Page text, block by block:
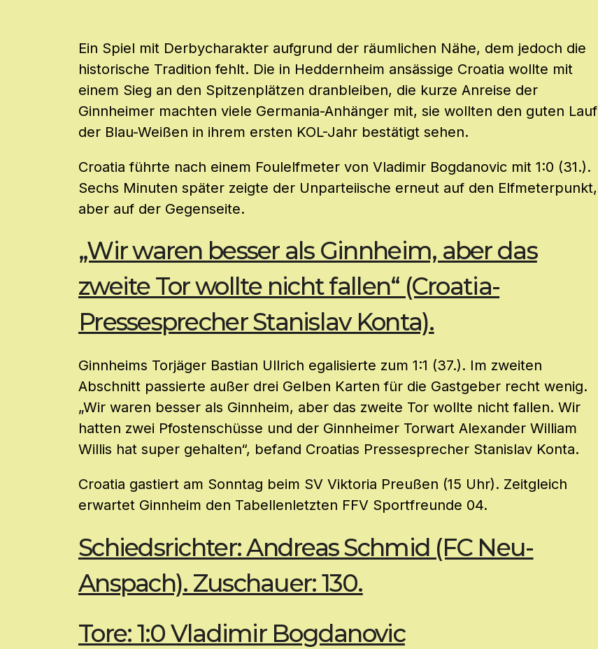
Ein Spiel mit Derbycharakter aufgrund der räumlichen Nähe, dem jedoch die
historische Tradition fehlt. Die in Heddernheim ansässige Croatia wollte mit
einem Sieg an den Spitzenplätzen dranbleiben, die kurze Anreise der
Ginnheimer machten viele Germania-Anhänger mit, sie wollten den guten Lauf
der Blau-Weißen in ihrem ersten KOL-Jahr bestätigt sehen.
Croatia führte nach einem Foulelfmeter von Vladimir Bogdanovic mit 1:0 (31.).
Sechs Minuten später zeigte der Unparteiische erneut auf den Elfmeterpunkt,
aber auf der Gegenseite.
„Wir waren besser als Ginnheim, aber das
zweite Tor wollte nicht fallen“ (Croatia-
Pressesprecher Stanislav Konta).
Ginnheims Torjäger Bastian Ullrich egalisierte zum 1:1 (37.). Im zweiten
Abschnitt passierte außer drei Gelben Karten für die Gastgeber recht wenig.
„Wir waren besser als Ginnheim, aber das zweite Tor wollte nicht fallen. Wir
hatten zwei Pfostenschüsse und der Ginnheimer Torwart Alexander William
Willis hat super gehalten“, befand Croatias Pressesprecher Stanislav Konta.
Croatia gastiert am Sonntag beim SV Viktoria Preußen (15 Uhr). Zeitgleich
erwartet Ginnheim den Tabellenletzten FFV Sportfreunde 04.
Schiedsrichter: Andreas Schmid (FC Neu-
Anspach). Zuschauer: 130.
Tore: 1:0 Vladimir Bogdanovic